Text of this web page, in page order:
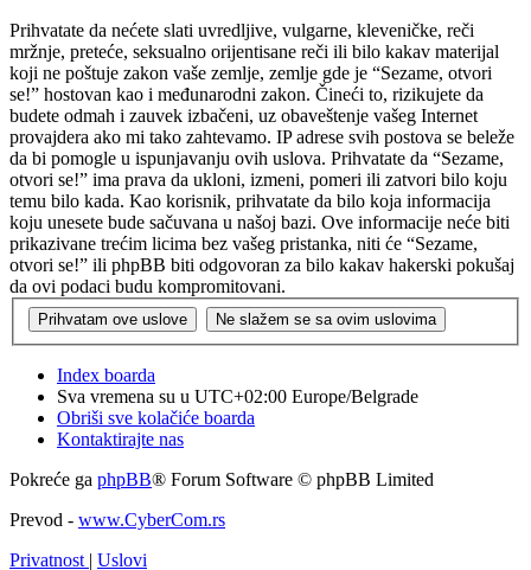
Prihvatate da nećete slati uvredljive, vulgarne, kleveničke, reči
mržnje, preteće, seksualno orijentisane reči ili bilo kakav materijal
koji ne poštuje zakon vaše zemlje, zemlje gde je “Sezame, otvori
se!” hostovan kao i međunarodni zakon. Čineći to, rizikujete da
budete odmah i zauvek izbačeni, uz obaveštenje vašeg Internet
provajdera ako mi tako zahtevamo. IP adrese svih postova se beleže
da bi pomogle u ispunjavanju ovih uslova. Prihvatate da “Sezame,
otvori se!” ima prava da ukloni, izmeni, pomeri ili zatvori bilo koju
temu bilo kada. Kao korisnik, prihvatate da bilo koja informacija
koju unesete bude sačuvana u našoj bazi. Ove informacije neće biti
prikazivane trećim licima bez vašeg pristanka, niti će “Sezame,
otvori se!” ili phpBB biti odgovoran za bilo kakav hakerski pokušaj
da ovi podaci budu kompromitovani.
Index boarda
Sva vremena su u UTC+02:00 Europe/Belgrade
Obriši sve kolačiće boarda
Kontaktirajte nas
Pokreće ga phpBB® Forum Software © phpBB Limited
Prevod - www.CyberCom.rs
Privatnost | Uslovi